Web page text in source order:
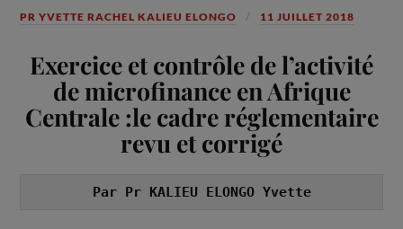
PR YVETTE RACHEL KALIEU ELONGO 11 JUILLET 2018
Exercice et contrôle de l’activité
de microfinance en Afrique
Centrale :le cadre réglementaire
revu et corrigé
Par Pr KALIEU ELONGO Yvette